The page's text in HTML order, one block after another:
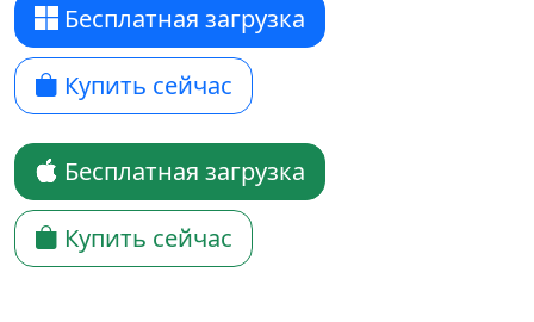
Бесплатная загрузка
Купить сейчас
Бесплатная загрузка
Купить сейчас